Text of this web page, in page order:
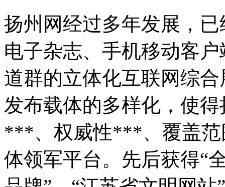
扬州网经过多年发展，
电子杂志、手机移动客
道群的立体化互联网综
发布载体的多样化，使
***、权威性***、覆盖范
体领军平台。先后获得“